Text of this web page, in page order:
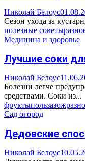
Николай Белоус
Сезон ухода за
полезные советы
Медицина и здоровье
Лучшие соки
Николай Белоус
Болезни легче
средствами. Соки из...
фруктыпользазож
Сад огород
Дедовские
Николай Белоус